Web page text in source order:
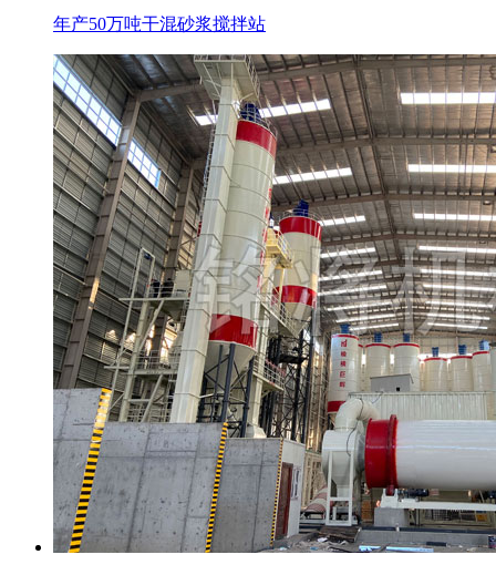
年产50万吨干混砂浆搅拌站